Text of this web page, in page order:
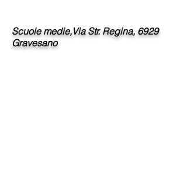
Scuole medie,Via Str. Regina, 6929
Gravesano